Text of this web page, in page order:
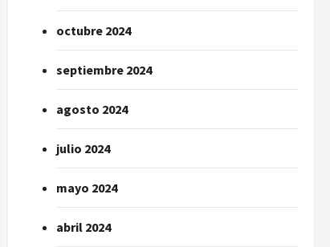
octubre 2024
septiembre 2024
agosto 2024
julio 2024
mayo 2024
abril 2024